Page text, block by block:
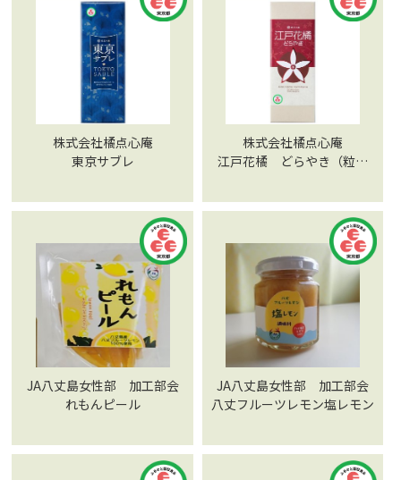
株式会社橘点心庵
東京サブレ
株式会社橘点心庵
江戸花橘 どらやき（粒あ
JA八丈島女性部 加工部会
れもんピール
JA八丈島女性部 加工部会
八丈フルーツレモン塩レモン